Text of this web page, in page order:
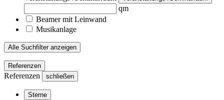
qm
Beamer mit Leinwand
Musikanlage
Alle Suchfilter anzeigen
Referenzen
Referenzen schließen
Sterne